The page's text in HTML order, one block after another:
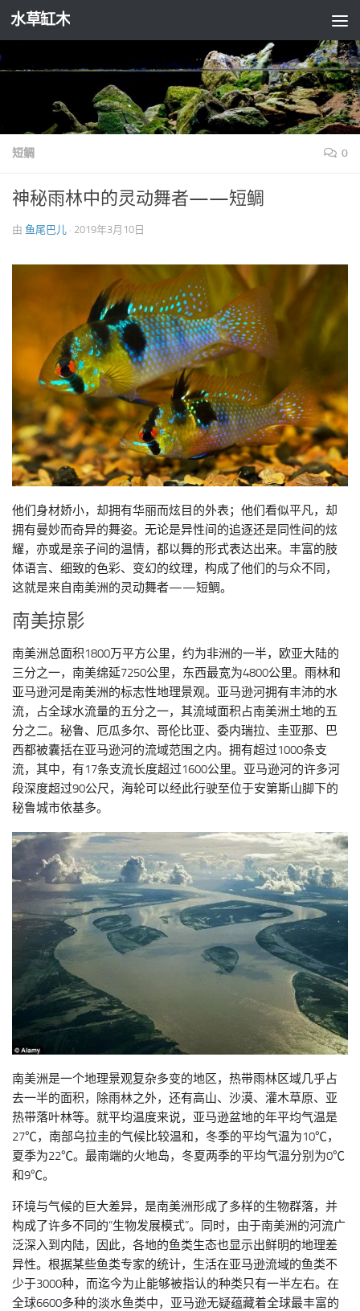
跳至内容
水草缸木
短鲷 0
神秘雨林中的灵动舞者——短鲷
由 鱼尾巴儿 · 2019年3月10日
他们身材娇小，却拥有华丽而炫目的外表；他们看似平凡，却
拥有曼妙而奇异的舞姿。无论是异性间的追逐还是同性间的炫
耀，亦或是亲子间的温情，都以舞的形式表达出来。丰富的肢
体语言、细致的色彩、变幻的纹理，构成了他们的与众不同，
这就是来自南美洲的灵动舞者——短鲷。
南美掠影
南美洲总面积1800万平方公里，约为非洲的一半，欧亚大陆的
三分之一，南美绵延7250公里，东西最宽为4800公里。雨林和
亚马逊河是南美洲的标志性地理景观。亚马逊河拥有丰沛的水
流，占全球水流量的五分之一，其流域面积占南美洲土地的五
分之二。秘鲁、厄瓜多尔、哥伦比亚、委内瑞拉、圭亚那、巴
西都被囊括在亚马逊河的流域范围之内。拥有超过1000条支
流，其中，有17条支流长度超过1600公里。亚马逊河的许多河
段深度超过90公尺，海轮可以经此行驶至位于安第斯山脚下的
秘鲁城市依基多。
南美洲是一个地理景观复杂多变的地区，热带雨林区域几乎占
去一半的面积，除雨林之外，还有高山、沙漠、灌木草原、亚
热带落叶林等。就平均温度来说，亚马逊盆地的年平均气温是
27℃，南部乌拉圭的气候比较温和，冬季的平均气温为10℃，
夏季为22℃。最南端的火地岛，冬夏两季的平均气温分别为0℃
和9℃。
环境与气候的巨大差异，是南美洲形成了多样的生物群落，并
构成了许多不同的“生物发展模式”。同时，由于南美洲的河流广
泛深入到内陆，因此，各地的鱼类生态也显示出鲜明的地理差
异性。根据某些鱼类专家的统计，生活在亚马逊流域的鱼类不
少于3000种，而迄今为止能够被指认的种类只有一半左右。在
全球6600多种的淡水鱼类中，亚马逊无疑蕴藏着全球最丰富的